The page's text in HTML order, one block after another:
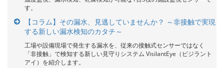
す。
【コラム】その漏水、見逃していませんか？ ～非接触で実現
する新しい漏水検知のカタチ～
工場や設備現場で発生する漏水を、従来の接触式センサーではなく
「非接触」で検知する新しい見守りシステム VisilantEye（ビジラント
アイ）を紹介します。